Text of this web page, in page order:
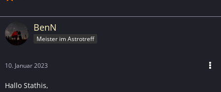
BenN
Meister im Astrotreff
10. Januar 2023
Hallo Stathis,